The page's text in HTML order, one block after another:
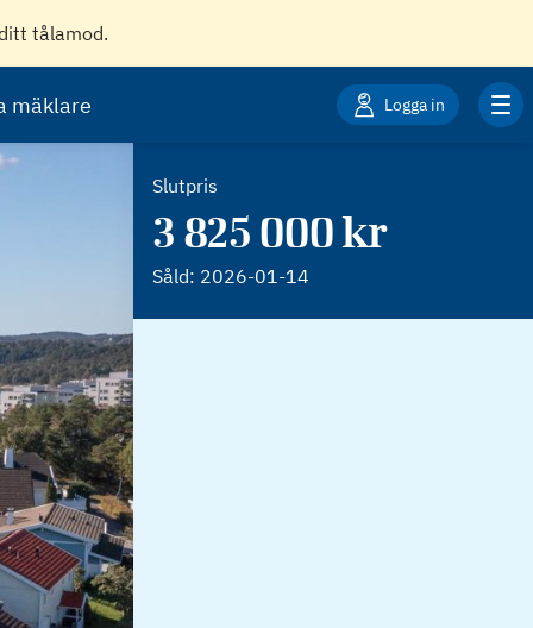
tålamod.
mäklare Logga in
Slutpris
3 825 000 kr
Såld: 2026-01-14